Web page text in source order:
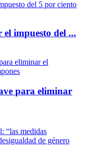
impuesto del ...
para eliminar